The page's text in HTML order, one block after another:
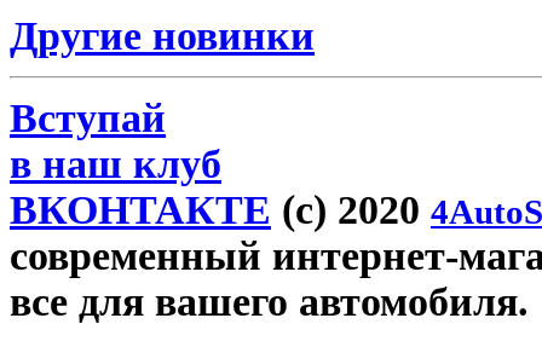
Другие новинки
Вступай
в наш клуб
ВКОНТАКТЕ (c) 2020
современный интернет-
все для вашего автомобиля.